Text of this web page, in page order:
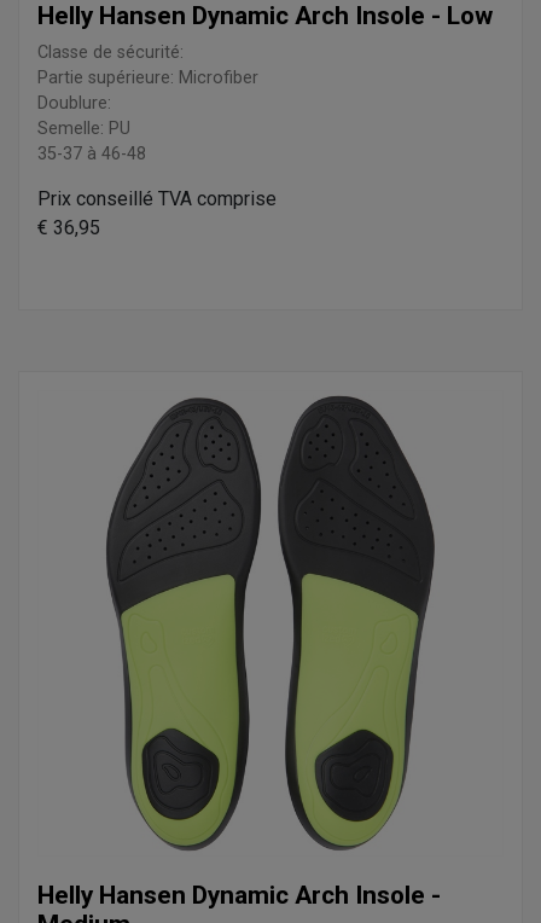
Helly Hansen Dynamic Arch Insole - Low
Classe de sécurité:
Partie supérieure: Microfiber
Doublure:
Semelle: PU
35-37 à 46-48
Prix conseillé TVA comprise
€ 36,95
Helly Hansen Dynamic Arch Insole -